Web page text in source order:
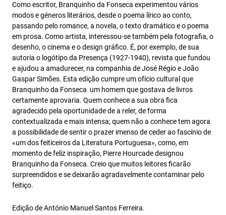
Como escritor, Branquinho da Fonseca experimentou vários
modos e géneros literários, desde o poema lírico ao conto,
passando pelo romance, a novela, o texto dramático e o poema
em prosa. Como artista, interessou-se também pela fotografia, o
desenho, o cinema e o design gráfico. É, por exemplo, de sua
autoria o logótipo da Presença (1927-1940), revista que fundou
e ajudou a amadurecer, na companhia de José Régio e João
Gaspar Simões. Esta edição cumpre um ofício cultural que
Branquinho da Fonseca  um homem que gostava de livros 
certamente aprovaria. Quem conhece a sua obra fica
agradecido pela oportunidade de a reler, de forma
contextualizada e mais intensa; quem não a conhece tem agora
a possibilidade de sentir o prazer imenso de ceder ao fascínio de
«um dos feiticeiros da Literatura Portuguesa», como, em
momento de feliz inspiração, Pierre Hourcade designou
Branquinho da Fonseca. Creio que muitos leitores ficarão
surpreendidos e se deixarão agradavelmente contaminar pelo
feitiço.
Edição de António Manuel Santos Ferreira.